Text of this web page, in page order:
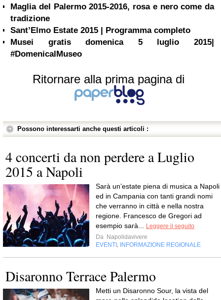
Maglia del Palermo 2015-2016, rosa e nero come da
tradizione
Sant’Elmo Estate 2015 | Programma completo
Musei gratis domenica 5 luglio 2015|
#DomenicalMuseo
Ritornare alla prima pagina di
Possono interessarti anche questi articoli :
4 concerti da non perdere a Luglio
2015 a Napoli
Sarà un’estate piena di musica a Napoli
ed in Campania con tanti grandi nomi
che verranno in città e nella nostra
regione. Francesco de Gregori ad
esempio sarà...
Leggere il seguito
Da Napolidavivere
EVENTI INFORMAZIONE REGIONALE
Disaronno Terrace Palermo
Metti un Disaronno Sour, la vista del